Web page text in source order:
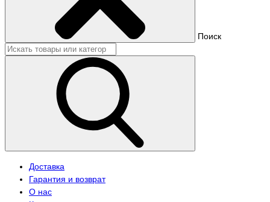
Поиск
Доставка
Гарантия и возврат
О нас